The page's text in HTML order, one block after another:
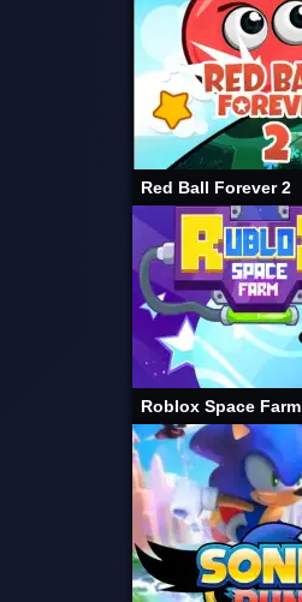
Red Ball Forever 2
Roblox Space Farm